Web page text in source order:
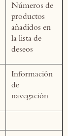
Números de
productos
añadidos en
la lista de
deseos
Información
de
navegación